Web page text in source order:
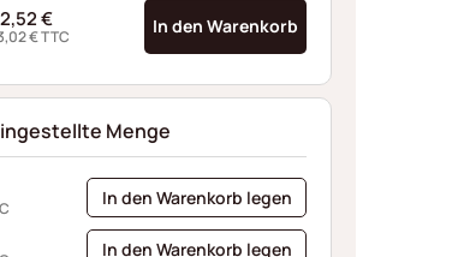
€
€TTC In den Warenkorb
Menge
In den Warenkorb legen
In den Warenkorb legen